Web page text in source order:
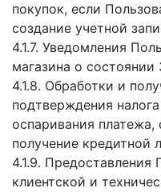
покупок, если
создание учетной
4.1.7. Уведомления
магазина о состоянии
4.1.8. Обработки и
подтверждения
оспаривания платежа,
получение кредитной
4.1.9.
клиентской и